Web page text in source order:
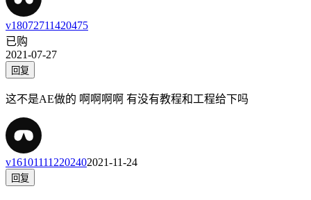
v18072711420475
已购
2021-07-27
回复
这不是AE做的 啊啊啊啊 有没有教程和工程给下吗
v161011112202402021-11-24
回复